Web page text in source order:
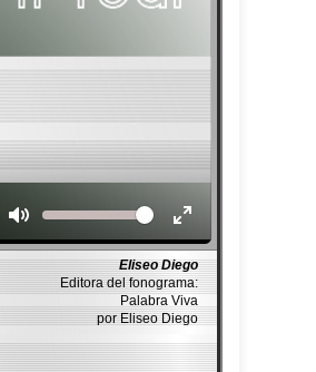
Volume
Eliseo Diego
Editora del fonograma:
Palabra Viva
por Eliseo Diego